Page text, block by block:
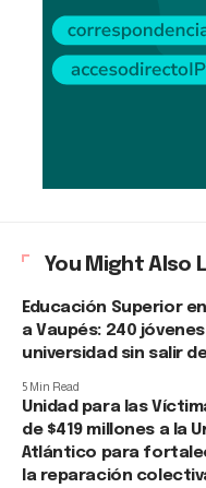
You Might Also
Educación Superior
a Vaupés: 240
universidad sin salir
5 Min Read
Unidad para las
de $419 millones a la
Atlántico para
la reparación